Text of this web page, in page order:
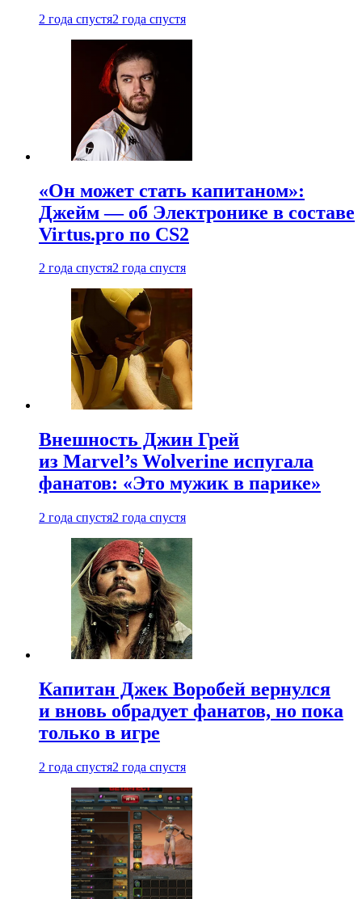
2 года спустя2 года спустя
«Он может стать капитаном»:
Джейм — об Электронике в составе
Virtus.pro по CS2
2 года спустя2 года спустя
Внешность Джин Грей
из Marvel’s Wolverine испугала
фанатов: «Это мужик в парике»
2 года спустя2 года спустя
Капитан Джек Воробей вернулся
и вновь обрадует фанатов, но пока
только в игре
2 года спустя2 года спустя